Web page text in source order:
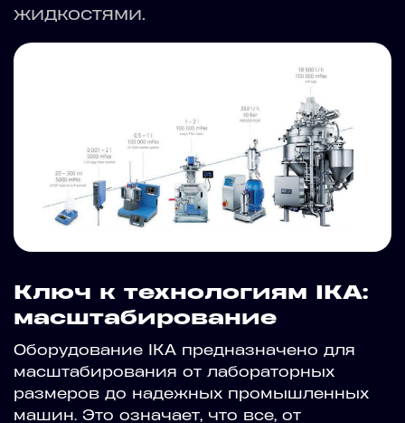
жидкостями.
Ключ к технологиям IKA:
масштабирование
Оборудование IKA предназначено для
масштабирования от лабораторных
размеров до надежных промышленных
машин. Это означает, что все, от